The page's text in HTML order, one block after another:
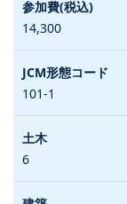
14,300
101-1
6